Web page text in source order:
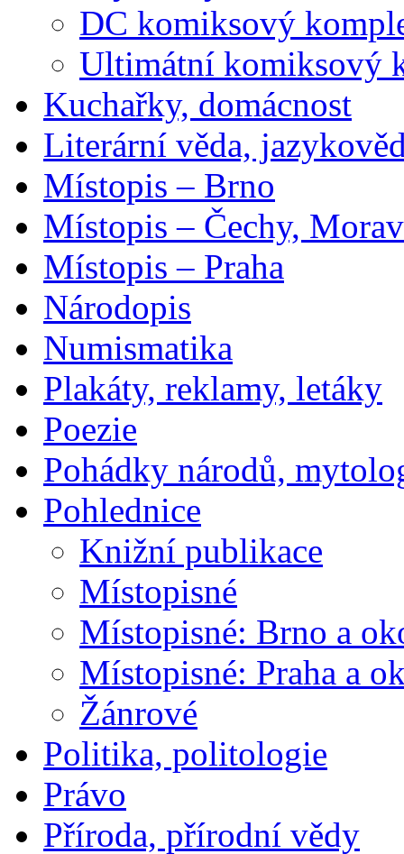
DC komiksový
Ultimátní komiksový
Kuchařky, domácnost
Literární věda,
Místopis – Brno
Místopis – Čechy,
Místopis – Praha
Národopis
Numismatika
Plakáty, reklamy, letáky
Poezie
Pohádky národů,
Pohlednice
Knižní publikace
Místopisné
Místopisné: Brno a
Místopisné: Praha a
Žánrové
Politika, politologie
Právo
Příroda, přírodní vědy